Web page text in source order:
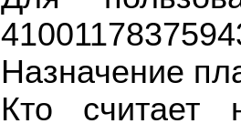
Назначение
Кто считает